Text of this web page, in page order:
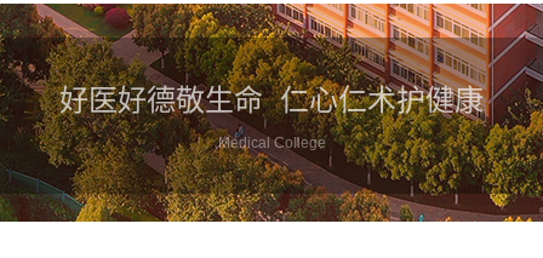
好医好德敬生命 仁心仁术护健康
Medical College